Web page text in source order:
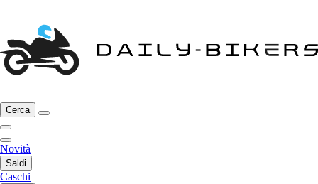
Cerca
Novità
Saldi
Caschi